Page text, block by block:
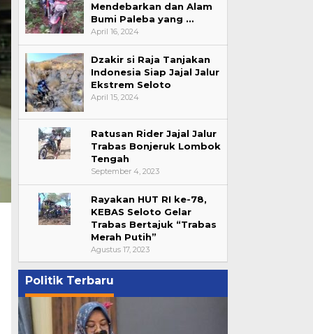
Mendebarkan dan Alam
Bumi Paleba yang …
April 16, 2024
Dzakir si Raja Tanjakan
Indonesia Siap Jajal Jalur
Ekstrem Seloto
April 15, 2024
Ratusan Rider Jajal Jalur
Trabas Bonjeruk Lombok
Tengah
September 4, 2023
Rayakan HUT RI ke-78,
KEBAS Seloto Gelar
Trabas Bertajuk “Trabas
Merah Putih”
Agustus 17, 2023
Politik Terbaru